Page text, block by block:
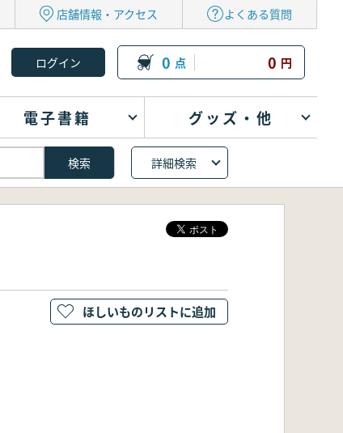
店舗情報・アクセス よくある質問
0 点 0 円
電子書籍 グッズ・他
詳細検索
ほしいものリストに追加